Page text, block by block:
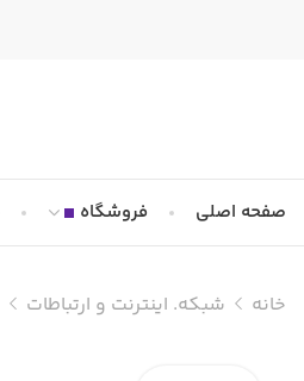
صفحه اصلی فروشگاه
خانه شبکه. اینترنت و ارتباطات